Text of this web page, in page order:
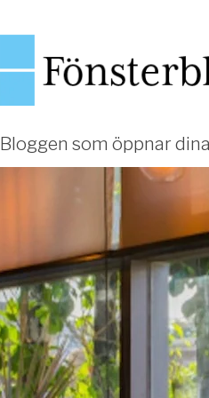
Bloggen som öppnar